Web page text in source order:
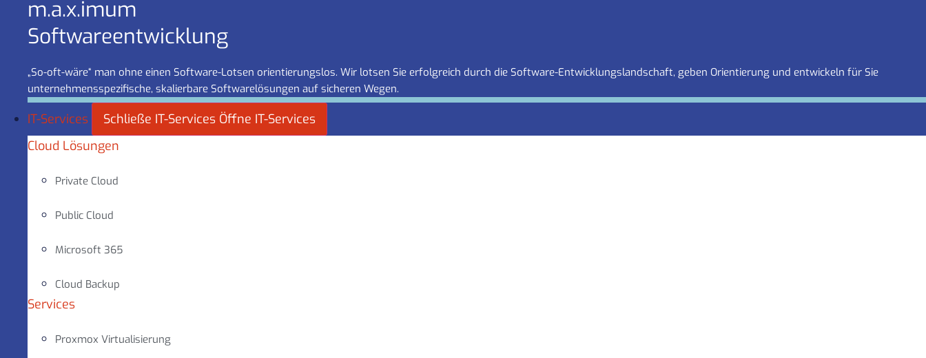
m.a.x.imum
Software­entwicklung
„So-oft-wäre“ man ohne einen Software-Lotsen orientierungslos. Wir lotsen Sie erfolgreich durch die Software-Entwicklungslandschaft, geben Orientierung und entwickeln für Sie
unternehmensspezifische, skalierbare Softwarelösungen auf sicheren Wegen.
IT-Services Schließe IT-Services Öffne IT-Services
Cloud Lösungen
Private Cloud
Public Cloud
Microsoft 365
Cloud Backup
Services
Proxmox Virtualisierung